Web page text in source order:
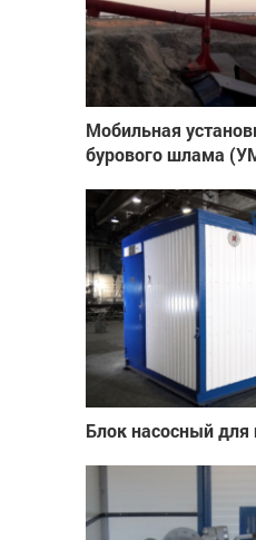
Мобильная
бурового шлама
Блок насосный